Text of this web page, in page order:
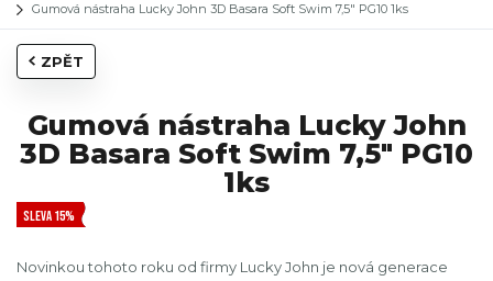
Gumová nástraha Lucky John 3D Basara Soft Swim 7,5" PG10 1ks
ZPĚT
Gumová nástraha Lucky John
3D Basara Soft Swim 7,5" PG10
1ks
SLEVA 15%
Novinkou tohoto roku od firmy Lucky John je nová generace